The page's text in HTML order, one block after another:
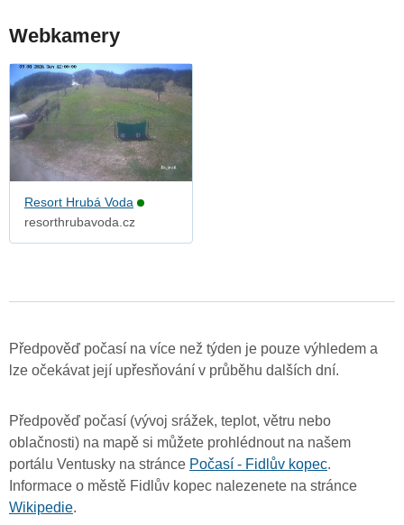
Webkamery
Resort Hrubá Voda
resorthrubavoda.cz
Předpověď počasí na více než týden je pouze výhledem a
lze očekávat její upřesňování v průběhu dalších dní.
Předpověď počasí (vývoj srážek, teplot, větru nebo
oblačnosti) na mapě si můžete prohlédnout na našem
portálu Ventusky na stránce Počasí - Fidlův kopec.
Informace o městě Fidlův kopec nalezenete na stránce
Wikipedie.